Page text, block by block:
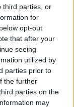
third parties, or
for
opt-out
that after your
seeing
utilized by
parties prior to
the further
parties on the
may
alappillére.
elfelejtenie
sem
ezt a
meg a cég
látszik az új